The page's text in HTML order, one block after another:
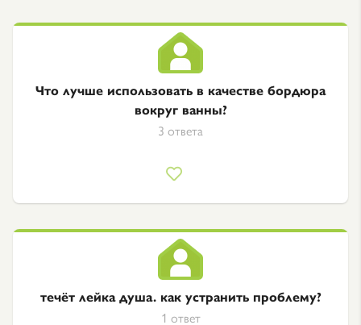
Что лучше использовать в качестве бордюра
вокруг ванны?
3 ответа
течёт лейка душа. как устранить проблему?
1 ответ